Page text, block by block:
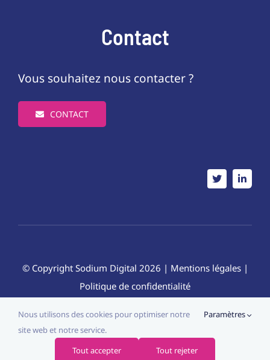
Contact
Vous souhaitez nous contacter ?
CONTACT
© Copyright Sodium Digital 2026 | Mentions légales|
Politique de confidentialité
Nous utilisons des cookies pour optimiser notre
site web et notre service.
Paramètres
Tout accepter Tout rejeter